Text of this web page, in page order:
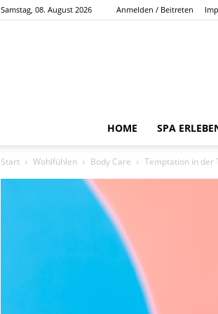
Samstag, 08. August 2026 Anmelden / Beitreten
HOME SPA
Start Wohlfühlen Body Care Temptation in der